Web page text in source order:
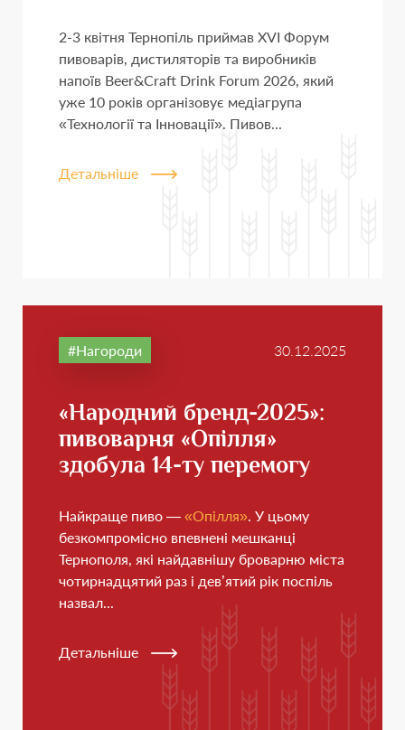
2-3 квітня Тернопіль приймав XVI Форум
пивоварів, дистиляторів та виробників
напоїв Beer&Craft Drink Forum 2026, який
уже 10 років організовує медіагрупа
«Технології та Інновації». Пивов...
Детальніше
Нагороди 30.12.2025
«Народний бренд-2025»:
пивоварня «Опілля»
здобула 14-ту перемогу
Найкраще пиво — «Опілля» . У цьому
безкомпромісно впевнені мешканці
Тернополя, які найдавнішу броварню міста
чотирнадцятий раз і дев’ятий рік поспіль
назвал...
Детальніше